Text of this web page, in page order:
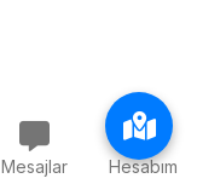
Mesajlar Hesabım